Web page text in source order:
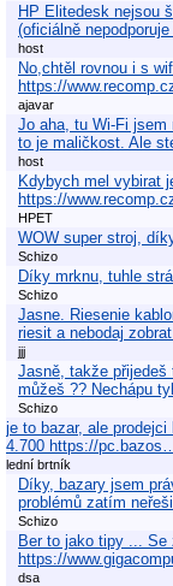
HP Elitedesk nejsou
(oficiálně nepodporuje
host
No,chtěl rovnou i s
https://
ajavar
Jo aha, tu Wi-Fi jsem
to je maličkost. Ale
host
Kdybych mel vybirat
https://
HPET
WOW super stroj,
Schizo
Díky mrknu, tuhle
Schizo
Jasne. Riesenie
riesit a nebodaj
jjj
Jasně, takže
můžeš ?? Nechápu
Schizo
je to bazar, ale
4.700 https://pc.bazos…
lední brtník
Díky, bazary jsem
problémů zatím
Schizo
Ber to jako tipy ... Se
https://
dsa